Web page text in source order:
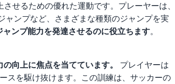
せるための優れた運動です。プレーヤーは、
ャンプなど、さまざまな種類のジャンプを実
ンプ能力を発達させるのに役立ちます。
向上に焦点を当てています。
プレイヤーは
スを駆け抜けます。この訓練は、サッカーの